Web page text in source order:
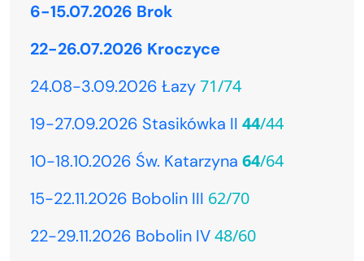
6-15.07.2026 Brok
22-26.07.2026 Kroczyce
24.08-3.09.2026 Łazy71/74
19-27.09.2026 Stasikówka II 44/44
10-18.10.2026 Św. Katarzyna 64/64
15-22.11.2026 Bobolin III 62/70
22-29.11.2026 Bobolin IV48/60